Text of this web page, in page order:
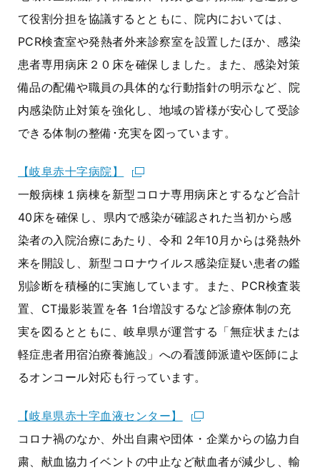
て役割分担を協議するとともに、院内においては、
PCR検査室や発熱者外来診察室を設置したほか、感染
患者専用病床２０床を確保しました。また、感染対策
備品の配備や職員の具体的な行動指針の明示など、院
内感染防止対策を強化し、地域の皆様が安心して受診
できる体制の整備･充実を図っています。
【岐阜赤十字病院】
一般病棟１病棟を新型コロナ専用病床とするなど合計
40床を確保し、県内で感染が確認された当初から感
染者の入院治療にあたり、令和 2年10月からは発熱外
来を開設し、新型コロナウイルス感染症疑い患者の鑑
別診断を積極的に実施しています。また、PCR検査装
置、CT撮影装置を各 1台増設するなど診療体制の充
実を図るとともに、岐阜県が運営する「無症状または
軽症患者用宿泊療養施設」への看護師派遣や医師によ
るオンコール対応も行っています。
【岐阜県赤十字血液センター】
コロナ禍のなか、外出自粛や団体・企業からの協力自
粛、献血協力イベントの中止など献血者が減少し、輸